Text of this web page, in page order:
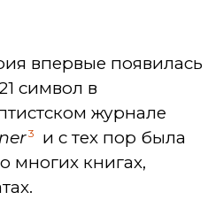
впервые появилась
символ в
журнале
3
и с тех пор была
многих книгах,